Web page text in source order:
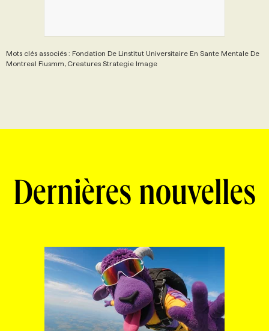
Mots clés associés : Fondation De Linstitut Universitaire En Sante Mentale De
Montreal Fiusmm, Creatures Strategie Image
Dernières nouvelles